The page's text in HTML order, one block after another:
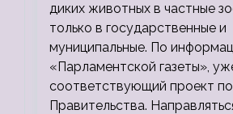
диких животных в частные
только в государственные и
муниципальные. По
«Парламентской газеты»,
соответствующий проект
Правительства.